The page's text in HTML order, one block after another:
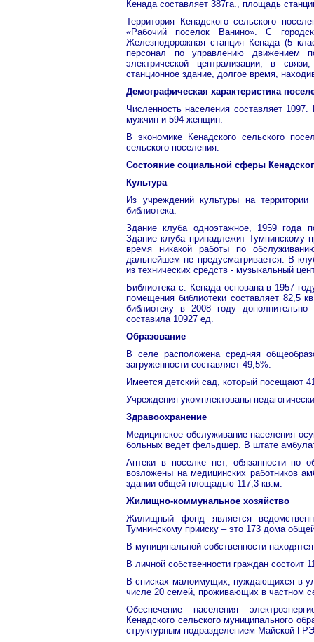
Кенада составляет 387га., площадь
Территория Кенадского сельского
«Рабочий поселок Ванино». С
Железнодорожная станция Кенада (5
персонал по управлению движением
электрической централизации, в
станционное здание, долгое время,
Демографическая характеристика
Численность населения составляет 1097.
мужчин и 594 женщин.
В экономике Кенадского сельского
сельского поселения.
Состояние социальной сферы
Культура
Из учреждений культуры на
библиотека.
Здание клуба одноэтажное, 1959 года
Здание клуба принадлежит Тумнинскому
время никакой работы по
дальнейшем не предусматривается. В
из технических средств - музыкальный
Библиотека с. Кенада основана в 1957
помещения библиотеки составляет 82,5
библиотеку в 2008 году
составила 10927 ед.
Образование
В селе расположена средняя
загруженности составляет 49,5%.
Имеется детский сад, который посещают
Учреждения укомплектованы
Здравоохранение
Медицинское обслуживание населения
больных ведет фельдшер. В штате
Аптеки в поселке нет, обязанности по
возложены на медицинских работников
здании общей площадью 117,3 кв.м.
Жилищно-коммунальное хозяйство
Жилищный фонд является
Тумнинскому прииску – это 173 дома
В муниципальной собственности
В личной собственности граждан
В списках малоимущих, нуждающихся в
числе 20 семей, проживающих в частном
Обеспечение населения
Кенадского сельского муниципального
структурным подразделением Майской